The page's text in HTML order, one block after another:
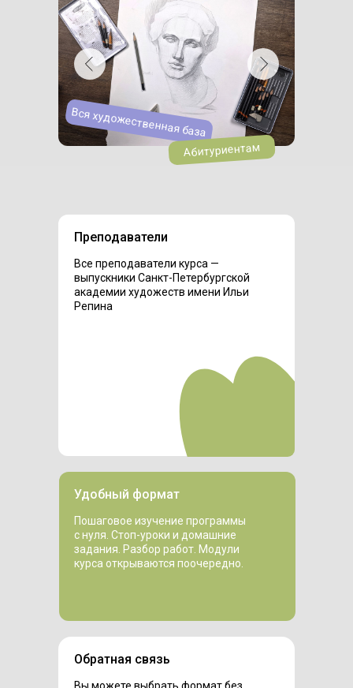
Вся художественная база
Абитуриентам
Преподаватели
Все преподаватели курса —
выпускники Санкт-Петербургской
академии художеств имени Ильи
Репина
Обратная связь
Удобный формат
Пошаговое изучение программы
с нуля. Стоп-уроки и домашние
задания. Разбор работ. Модули
курса открываются поочередно.